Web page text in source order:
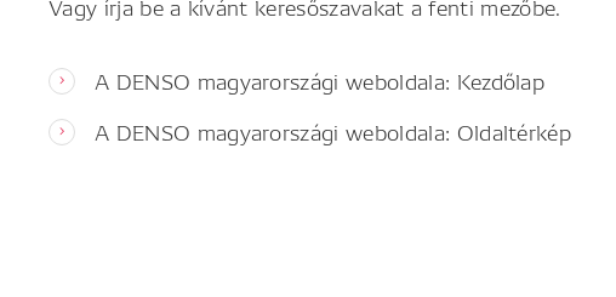
A DENSO magyarországi weboldala: Kezdőlap
A DENSO magyarországi weboldala: Oldaltérkép